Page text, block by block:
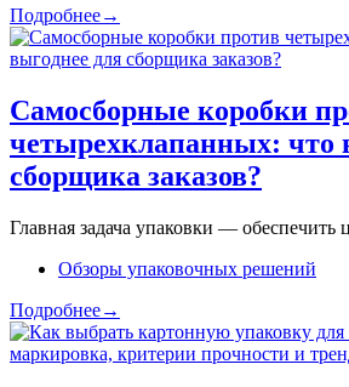
Подробнее→
Самосборные коробки
четырехклапанных: что
сборщика заказов?
Главная задача упаковки — обеспечить
Обзоры упаковочных решений
Подробнее→